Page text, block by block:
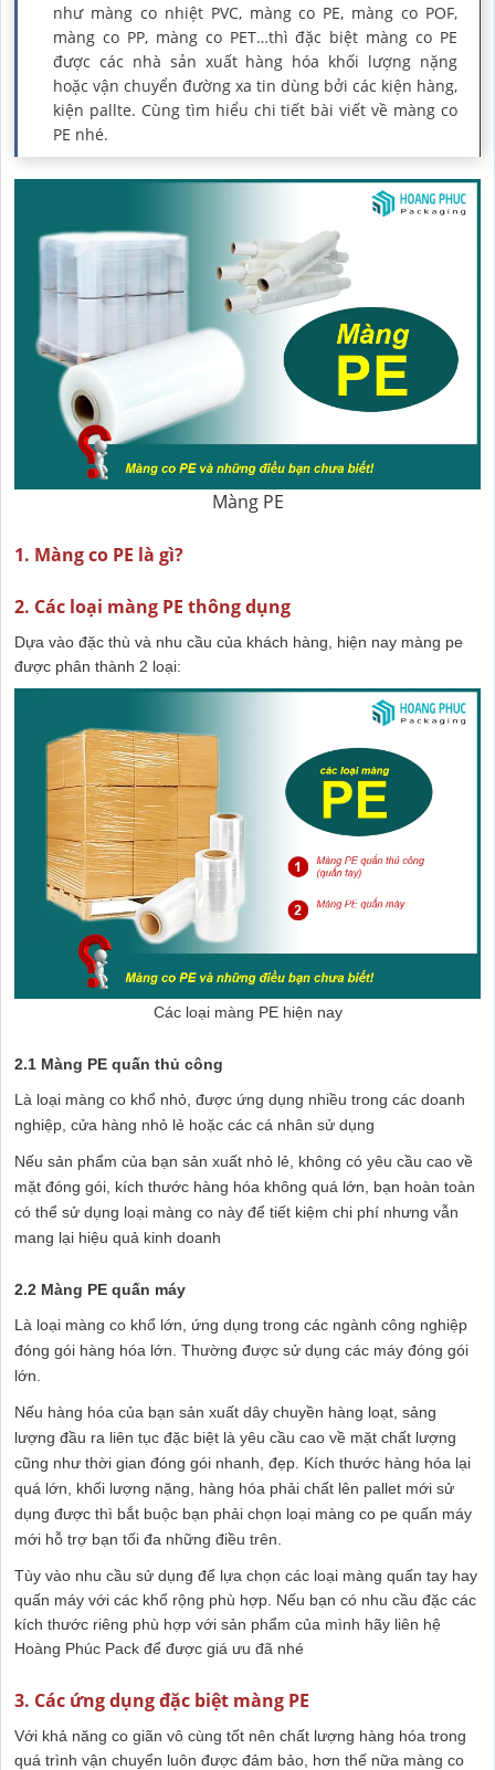
như màng co nhiệt PVC, màng co PE, màng co POF,
màng co PP, màng co PET…thì đặc biệt màng co PE
được các nhà sản xuất hàng hóa khối lượng nặng
hoặc vận chuyển đường xa tin dùng bởi các kiện hàng,
kiện pallte. Cùng tìm hiểu chi tiết bài viết về màng co
PE nhé.
Màng PE
1. Màng co PE là gì?
2. Các loại màng PE thông dụng
Dựa vào đặc thù và nhu cầu của khách hàng, hiện nay màng pe
được phân thành 2 loại:
Các loại màng PE hiện nay
2.1 Màng PE quấn thủ công
Là loại màng co khổ nhỏ, được ứng dụng nhiều trong các doanh
nghiệp, cửa hàng nhỏ lẻ hoặc các cá nhân sử dụng
Nếu sản phẩm của bạn sản xuất nhỏ lẻ, không có yêu cầu cao về
mặt đóng gói, kích thước hàng hóa không quá lớn, bạn hoàn toàn
có thể sử dụng loại màng co này để tiết kiệm chi phí nhưng vẫn
mang lại hiệu quả kinh doanh
2.2 Màng PE quấn máy
Là loại màng co khổ lớn, ứng dụng trong các ngành công nghiệp
đóng gói hàng hóa lớn. Thường được sử dụng các máy đóng gói
lớn.
Nếu hàng hóa của bạn sản xuất dây chuyền hàng loạt, sảng
lượng đầu ra liên tục đặc biệt là yêu cầu cao về mặt chất lượng
cũng như thời gian đóng gói nhanh, đẹp. Kích thước hàng hóa lại
quá lớn, khối lượng nặng, hàng hóa phải chất lên pallet mới sử
dụng được thì bắt buộc bạn phải chọn loại màng co pe quấn máy
mới hỗ trợ bạn tối đa những điều trên.
Tùy vào nhu cầu sử dụng để lựa chọn các loại màng quấn tay hay
quấn máy với các khổ rộng phù hợp. Nếu bạn có nhu cầu đặc các
kích thước riêng phù hợp với sản phẩm của mình hãy liên hệ
Hoàng Phúc Pack để được giá ưu đã nhé
3. Các ứng dụng đặc biệt màng PE
Với khả năng co giãn vô cùng tốt nên chất lượng hàng hóa trong
quá trình vận chuyển luôn được đảm bảo, hơn thế nữa màng co